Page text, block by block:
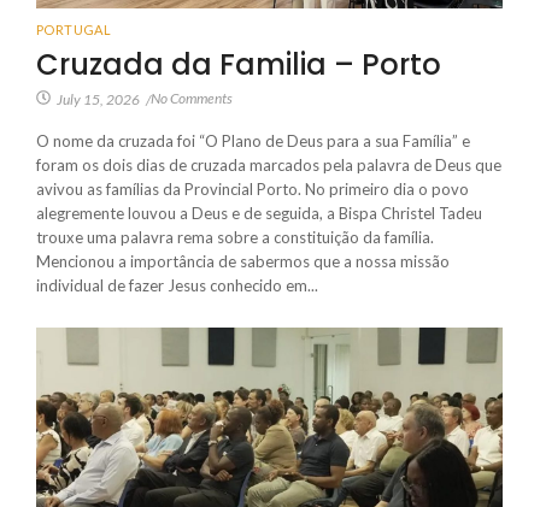
PORTUGAL
Cruzada da Familia – Porto
July 15, 2026 /No Comments
O nome da cruzada foi “O Plano de Deus para a sua Família” e
foram os dois dias de cruzada marcados pela palavra de Deus que
avivou as famílias da Provincial Porto. No primeiro dia o povo
alegremente louvou a Deus e de seguida, a Bispa Christel Tadeu
trouxe uma palavra rema sobre a constituição da família.
Mencionou a importância de sabermos que a nossa missão
individual de fazer Jesus conhecido em...